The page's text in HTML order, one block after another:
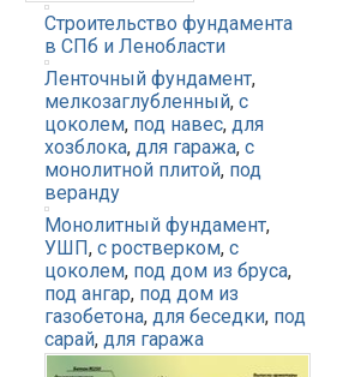
Строительство фундамента
в СПб и Ленобласти
Ленточный фундамент,
мелкозаглубленный, с
цоколем, под навес, для
хозблока, для гаража, с
монолитной плитой, под
веранду
Монолитный фундамент,
УШП, с ростверком, с
цоколем, под дом из бруса,
под ангар, под дом из
газобетона, для беседки, под
сарай, для гаража